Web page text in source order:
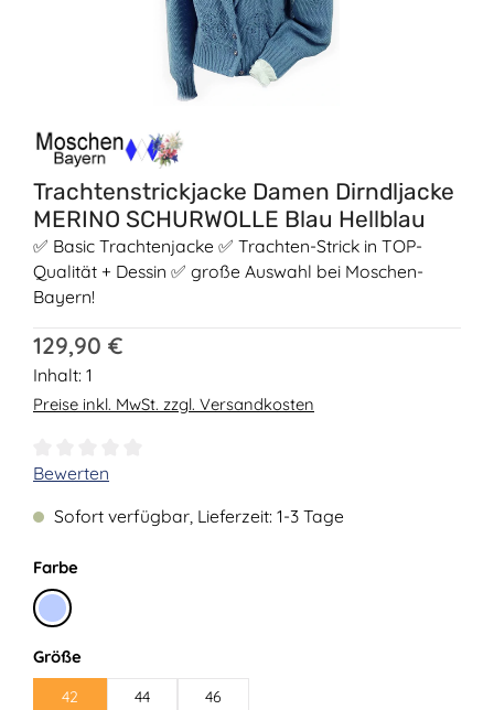
Trachtenstrickjacke Damen Dirndljacke
MERINO SCHURWOLLE Blau Hellblau
✅ Basic Trachtenjacke ✅ Trachten-Strick in TOP-
Qualität + Dessin ✅ große Auswahl bei Moschen-
Bayern!
Regulärer Preis:
129,90 €
Inhalt: 1
Preise inkl. MwSt. zzgl. Versandkosten
Durchschnittliche Bewertung von 0 von 5 Sternen
Bewerten
Sofort verfügbar, Lieferzeit: 1-3 Tage
Farbeauswählen
Hellblau
Größeauswählen
42 44 46